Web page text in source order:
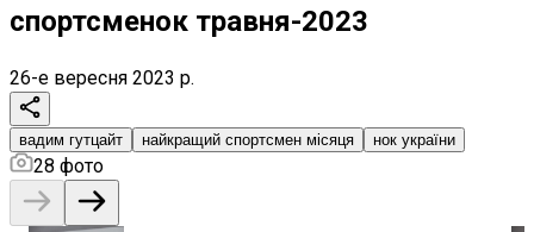
спортсменок травня-2023
26-е вересня 2023 р.
вадим гутцайт найкращий спортсмен місяця нок україни
28 фото